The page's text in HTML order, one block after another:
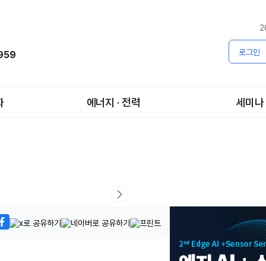
로그인
에너지 · 전력 세미나